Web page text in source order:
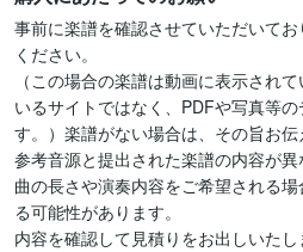
事前に楽譜を確認させていただいて
ください。
（この場合の楽譜は動画に表示され
いるサイトではなく、PDFや写真等
す。）楽譜がない場合は、その旨お伝
参考音源と提出された楽譜の内容が
曲の長さや演奏内容をご希望される
る可能性があります。
内容を確認して見積りをお出しいたし